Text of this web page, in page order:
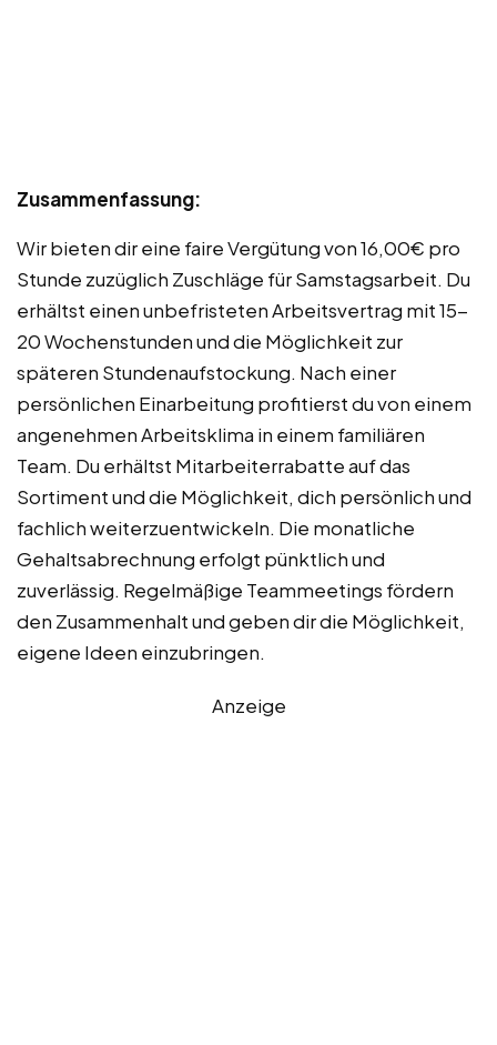
Zusammenfassung:
Wir bieten dir eine faire Vergütung von 16,00€ pro
Stunde zuzüglich Zuschläge für Samstagsarbeit. Du
erhältst einen unbefristeten Arbeitsvertrag mit 15-
20 Wochenstunden und die Möglichkeit zur
späteren Stundenaufstockung. Nach einer
persönlichen Einarbeitung profitierst du von einem
angenehmen Arbeitsklima in einem familiären
Team. Du erhältst Mitarbeiterrabatte auf das
Sortiment und die Möglichkeit, dich persönlich und
fachlich weiterzuentwickeln. Die monatliche
Gehaltsabrechnung erfolgt pünktlich und
zuverlässig. Regelmäßige Teammeetings fördern
den Zusammenhalt und geben dir die Möglichkeit,
eigene Ideen einzubringen.
Anzeige